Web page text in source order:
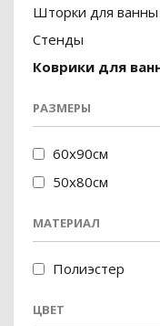
Шторки для ванны
Стенды
Коврики для
РАЗМЕРЫ
60x90см
50x80см
МАТЕРИАЛ
Полиэстер
ЦВЕТ